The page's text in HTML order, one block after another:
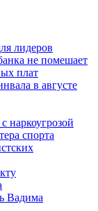
лидеров
не помешает
плат
в августе
наркоугрозой
спорта
Вадима